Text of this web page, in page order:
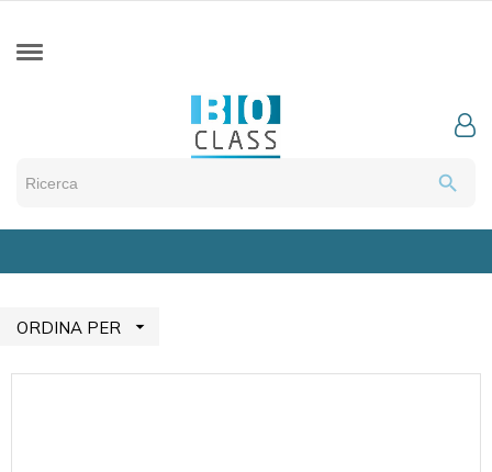
search
ORDINA PER 